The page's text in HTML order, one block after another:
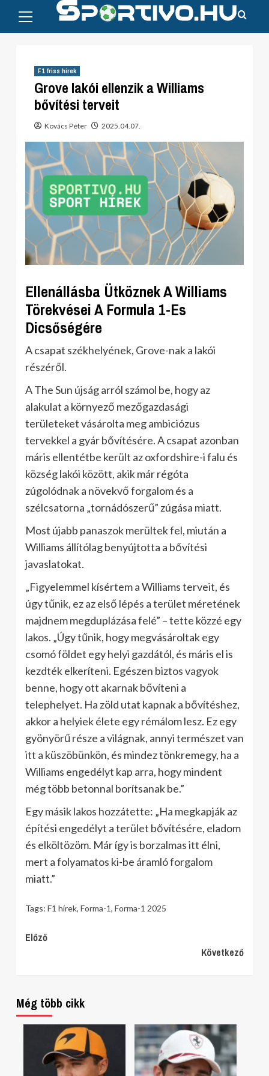
content
Menu
F1 friss hírek
Grove lakói ellenzik a Williams
bővítési terveit
Kovács Péter 2025.04.07.
Ellenállásba Ütköznek A Williams
Törekvései A Formula 1-Es
Dicsőségére
A csapat székhelyének, Grove-nak a lakói
részéről.
A The Sun újság arról számol be, hogy az
alakulat a környező mezőgazdasági
területeket vásárolta meg ambiciózus
tervekkel a gyár bővítésére. A csapat azonban
máris ellentétbe került az oxfordshire-i falu és
község lakói között, akik már régóta
zúgolódnak a növekvő forgalom és a
szélcsatorna „tornádószerű” zúgása miatt.
Most újabb panaszok merültek fel, miután a
Williams állítólag benyújtotta a bővítési
javaslatokat.
„Figyelemmel kísértem a Williams terveit, és
úgy tűnik, ez az első lépés a terület méretének
majdnem megduplázása felé” – tette közzé egy
lakos. „Úgy tűnik, hogy megvásároltak egy
csomó földet egy helyi gazdától, és máris el is
kezdték elkeríteni. Egészen biztos vagyok
benne, hogy ott akarnak bővíteni a
telephelyet. Ha zöld utat kapnak a bővítéshez,
akkor a helyiek élete egy rémálom lesz. Ez egy
gyönyörű része a világnak, annyi természet van
itt a küszöbünkön, és mindez tönkremegy, ha a
Williams engedélyt kap arra, hogy mindent
még több betonnal borítsanak be.”
Egy másik lakos hozzátette: „Ha megkapják az
építési engedélyt a terület bővítésére, eladom
és elköltözöm. Már így is borzalmas itt élni,
mert a folyamatos ki-be áramló forgalom
miatt.”
Tags: F1 hírek, Forma-1, Forma-1 2025
Continue
Előző
Következő
Még több cikk